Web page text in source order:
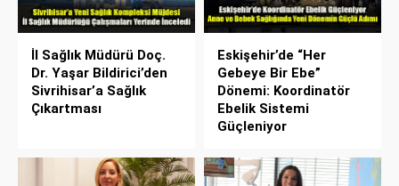
İl Sağlık Müdürü Doç.
Dr. Yaşar Bildirici’den
Sivrihisar’a Sağlık
Çıkartması
Eskişehir’de “Her
Gebeye Bir Ebe”
Dönemi: Koordinatör
Ebelik Sistemi
Güçleniyor